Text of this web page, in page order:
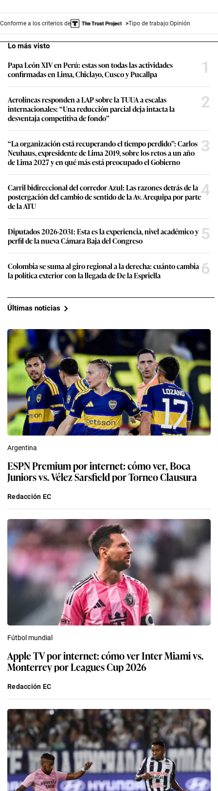
Conforme a los criterios de Tipo de trabajo:Opinión
Lo más visto
Papa León XIV en Perú: estas son todas las actividades
confirmadas en Lima, Chiclayo, Cusco y Pucallpa
1
Aerolíneas responden a LAP sobre la TUUA a escalas
internacionales: “Una reducción parcial deja intacta la
desventaja competitiva de fondo”
2
“La organización está recuperando el tiempo perdido”: Carlos
Neuhaus, expresidente de Lima 2019, sobre los retos a un año
de Lima 2027 y en qué más está preocupado el Gobierno
3
Carril bidireccional del corredor Azul: Las razones detrás de la
postergación del cambio de sentido de la Av. Arequipa por parte
de la ATU
4
Diputados 2026-2031: Esta es la experiencia, nivel académico y
perfil de la nueva Cámara Baja del Congreso
5
Colombia se suma al giro regional a la derecha: cuánto cambia
la política exterior con la llegada de De la Espriella
6
Últimas noticias
Argentina
ESPN Premium por internet: cómo ver, Boca
Juniors vs. Vélez Sarsfield por Torneo Clausura
Redacción EC
Fútbol mundial
Apple TV por internet: cómo ver Inter Miami vs.
Monterrey por Leagues Cup 2026
Redacción EC